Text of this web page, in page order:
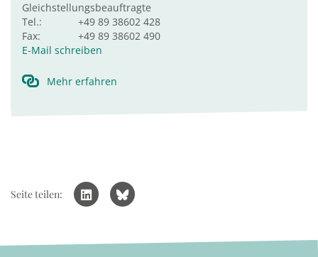
Gleichstellungsbeauftragte
Tel.:
+49 89 38602 428
Fax:
+49 89 38602 490
E-Mail schreiben
Mehr erfahren
Seite teilen: